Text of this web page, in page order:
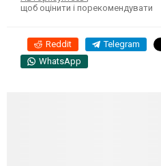
щоб оцінити і порекомендувати
Reddit Telegram
WhatsApp